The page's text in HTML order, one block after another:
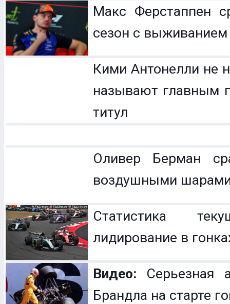
Макс Ферстаппен
сезон с выживанием
Кими Антонелли не
называют главным
титул
Оливер Берман
воздушными
Статистика
лидирование в
Видео: Серьезная
Брандла на старте